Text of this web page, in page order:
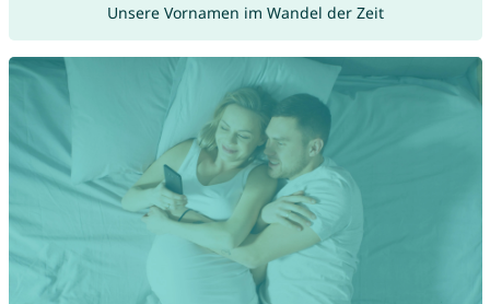
Unsere Vornamen im Wandel der Zeit